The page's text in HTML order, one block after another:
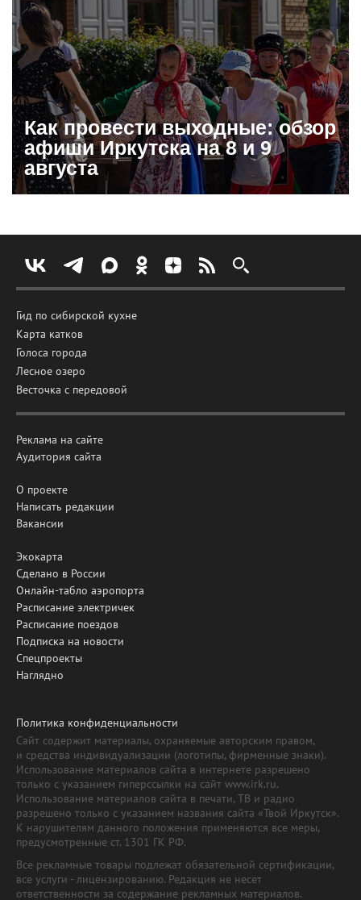
Как провести выходные: обзор
афиши Иркутска на 8 и 9
августа
Гид по сибирской кухне
Карта катков
Голоса города
Лесное озеро
Весточка с передовой
Реклама на сайте
Аудитория сайта
О проекте
Написать редакции
Вакансии
Экокарта
Сделано в России
Онлайн-табло аэропорта
Расписание электричек
Расписание поездов
Подписка на новости
Спецпроекты
Наглядно
Политика конфиденциальности
Сайт содержит материалы, охраняемые авторским правом,
и средства индивидуализации (логотипы, фирменные знаки).
Использование материалов сайта в интернете разрешено
только с указанием гиперссылки на сайт www.irk.ru.
Использование материалов сайта в печати, ТВ и радио
разрешено только с указанием названия сайта «Твой Иркутск».
К нарушителям данного положения применяются все меры,
предусмотренные ст. 1301 ГК РФ.
Все рекламные товары подлежат обязательной сертификации,
все услуги - лицензированию. Редакция не несет
ответственности за содержание рекламных материалов.